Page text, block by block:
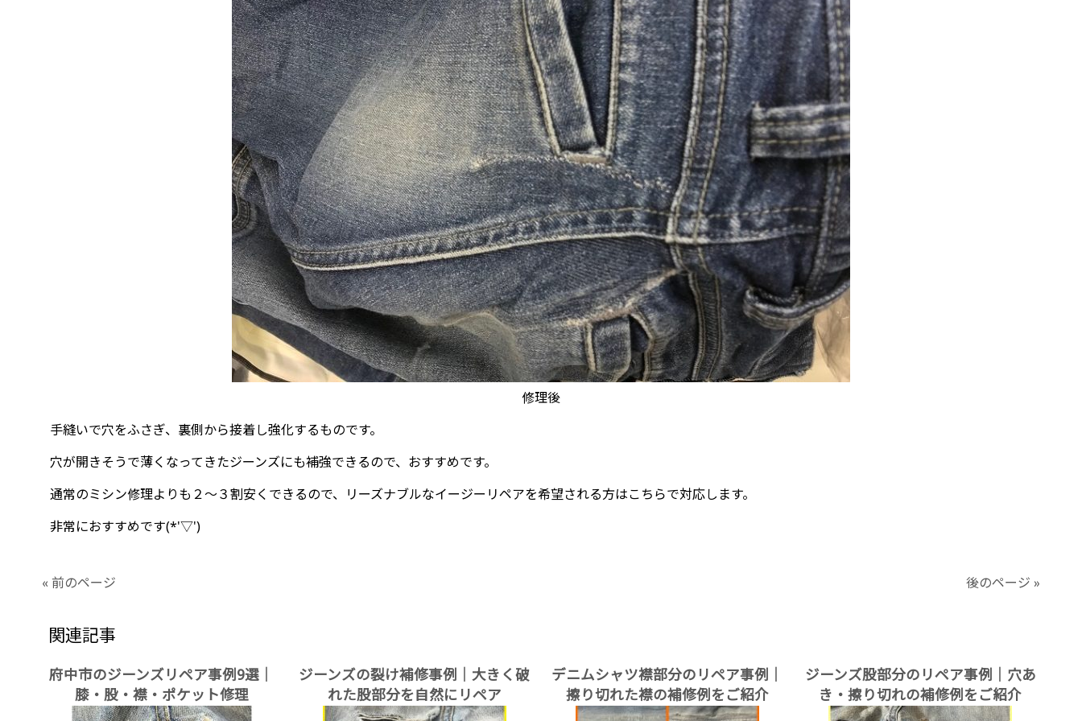
修理後
手縫いで穴をふさぎ、裏側から接着し強化するものです。
穴が開きそうで薄くなってきたジーンズにも補強できるので、おすすめです。
通常のミシン修理よりも２～３割安くできるので、リーズナブルなイージーリペアを希望される方はこちらで対応します。
非常におすすめです(*'▽')
« 前のページ 後のページ »
関連記事
府中市のジーンズリペア事例9選｜
膝・股・襟・ポケット修理
ジーンズの裂け補修事例｜大きく破
れた股部分を自然にリペア
デニムシャツ襟部分のリペア事例｜
擦り切れた襟の補修例をご紹介
ジーンズ股部分のリペア事例｜穴あ
き・擦り切れの補修例をご紹介